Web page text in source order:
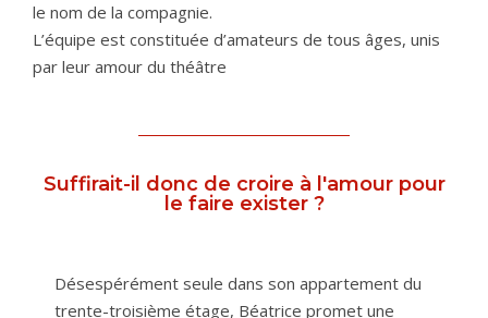
le nom de la compagnie.
L’équipe est constituée d’amateurs de tous âges, unis
par leur amour du théâtre
Suffirait-il donc de croire à l'amour pour
le faire exister ?
Désespérément seule dans son appartement du
trente-troisième étage, Béatrice promet une